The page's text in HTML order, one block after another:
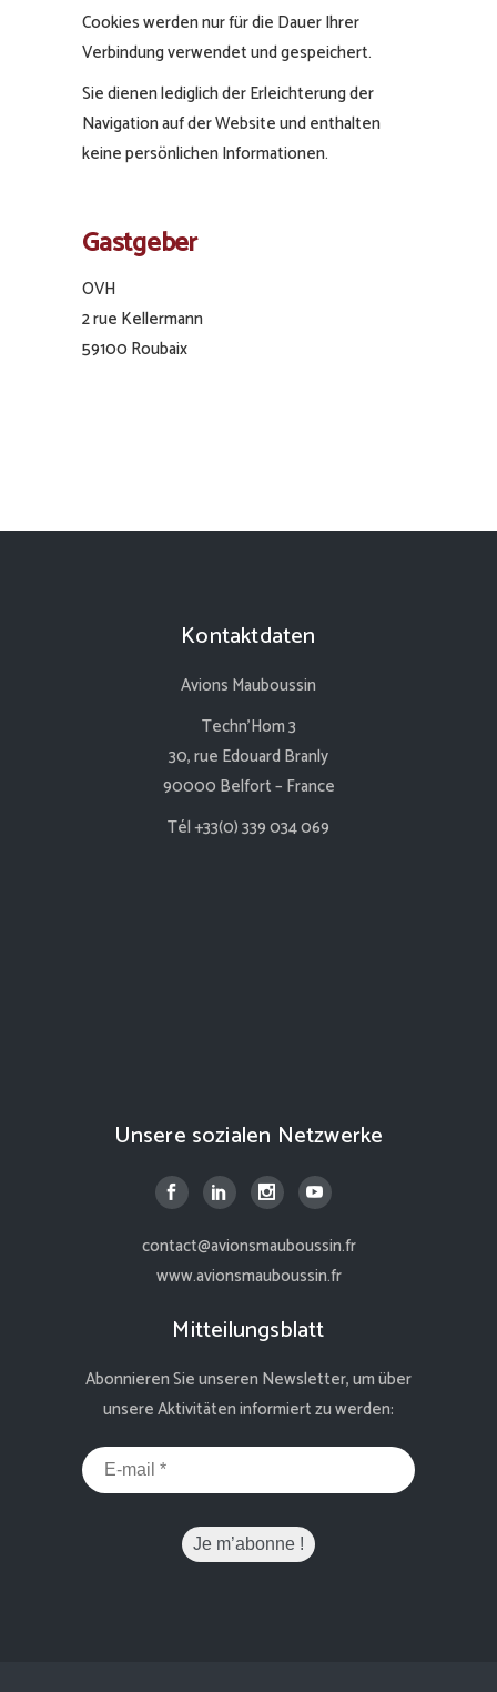
Cookies werden nur für die Dauer Ihrer
Verbindung verwendet und gespeichert.
Sie dienen lediglich der Erleichterung der
Navigation auf der Website und enthalten
keine persönlichen Informationen.
Gastgeber
OVH
2 rue Kellermann
59100 Roubaix
Kontaktdaten
Avions Mauboussin
Techn’Hom 3
30, rue Edouard Branly
90000 Belfort – France
Tél +33(0) 339 034 069
Unsere sozialen Netzwerke
contact@avionsmauboussin.fr
www.avionsmauboussin.fr
Mitteilungsblatt
Abonnieren Sie unseren Newsletter, um über
unsere Aktivitäten informiert zu werden: